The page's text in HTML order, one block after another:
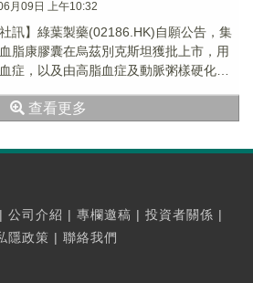
月09日 上午10:32
社訊】綠葉製藥(02186.HK)自願公告，集
脂康膠囊在烏茲別克斯坦獲批上市，用
症，以及由高脂血症及動脈粥樣硬化引
查看更多
| 公司介紹 | 專欄邀稿 | 投資者關係 |
隱政策 | 聯絡我們